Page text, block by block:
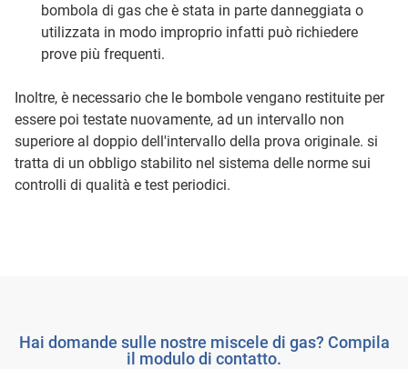
bombola di gas che è stata in parte danneggiata o
utilizzata in modo improprio infatti può richiedere
prove più frequenti.
Inoltre, è necessario che le bombole vengano restituite per
essere poi testate nuovamente, ad un intervallo non
superiore al doppio dell'intervallo della prova originale. si
tratta di un obbligo stabilito nel sistema delle norme sui
controlli di qualità e test periodici.
Hai domande sulle nostre miscele di gas? Compila
il modulo di contatto.